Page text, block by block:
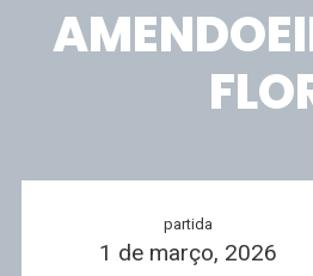
partida
1 de março, 2026